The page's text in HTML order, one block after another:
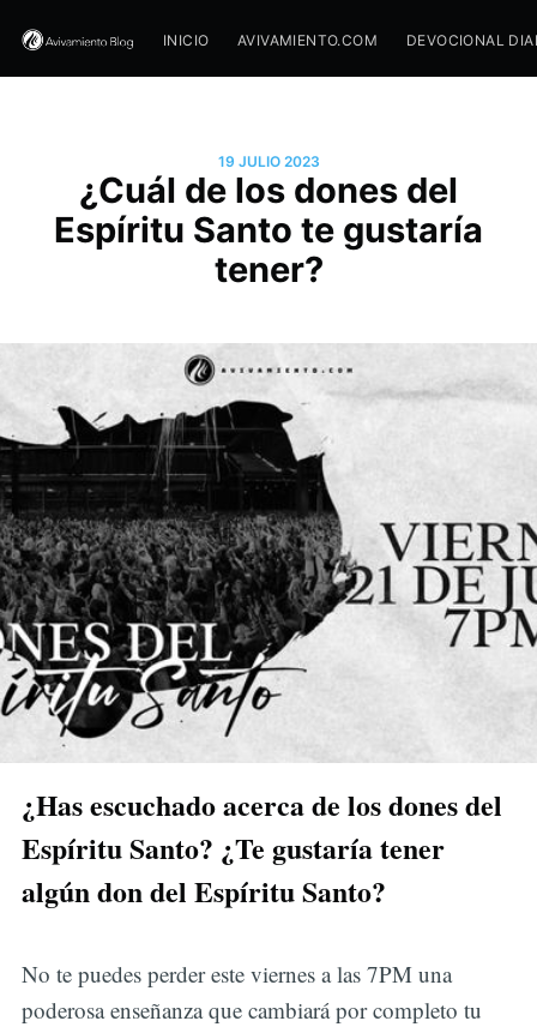
INICIO AVIVAMIENTO.COM DEVOCIONAL
19 JULIO 2023
¿Cuál de los dones del
Espíritu Santo te gustaría
tener?
¿Has escuchado acerca de los dones del
Espíritu Santo? ¿Te gustaría tener
algún don del Espíritu Santo?
No te puedes perder este viernes a las 7PM una
poderosa enseñanza que cambiará por completo tu